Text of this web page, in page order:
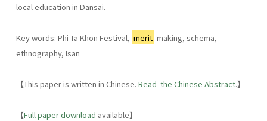
local education in Dansai.
Key words: Phi Ta Khon Festival, merit-making, schema,
ethnography, Isan
【This paper is written in Chinese. Read the Chinese Abstract.】
【Full paper download available】